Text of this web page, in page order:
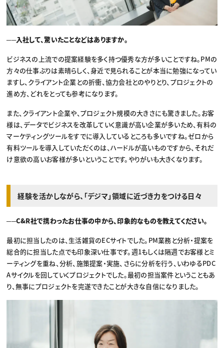
──入社して、驚いたことなどはありますか。
ビジネスの上流での提案経験を多く持つ優秀な方が多いことですね。PMの
方々の仕事ぶりは素晴らしく、身近で見られることが本当に勉強になってい
ますし、クライアント企業との折衝、協力会社とのやりとり、プロジェクトの
進め方、どれをとっても参考になります。
また、クライアント企業や、プロジェクト規模の大きさにも驚きました。お客
様は、データでビジネスを改革していく意識が高い企業が多いため、有料の
マーケティングツールをすでに導入しているところも多いですね。ゼロから
有料ツールを導入していただくのは、ハードルが高いものですから、それだ
け意欲の高いお客様が多いということです。やりがいも大きくなります。
経験を活かしながら、「デジマ」領域に近づき力をつける日々
──C&R社で携わったお仕事の中から、印象的なものを教えてください。
最初に担当したのは、生活雑貨のECサイトでした。PM業務と分析・提案を
総合的に担当した点でも印象深い仕事です。週1もしくは隔週でお客様とミ
ーティングを重ね、分析、施策提案・実施、さらに分析を行う、いわゆるPDC
Aサイクルを回していくプロジェクトでした。最初の担当案件ということもあ
り、無事にプロジェクトを完遂できたことが大きな自信になりました。